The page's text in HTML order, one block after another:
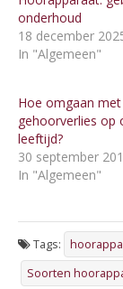
onderhoud
18 december
In "Algemeen"
Hoe omgaan
gehoorverlies op
leeftijd?
30 september
In "Algemeen"
Tags:
Soorten